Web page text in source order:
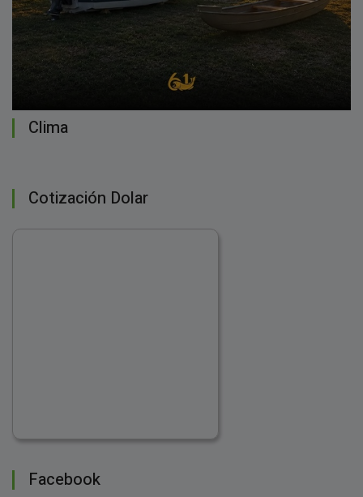
Clima
Cotización Dolar
Facebook